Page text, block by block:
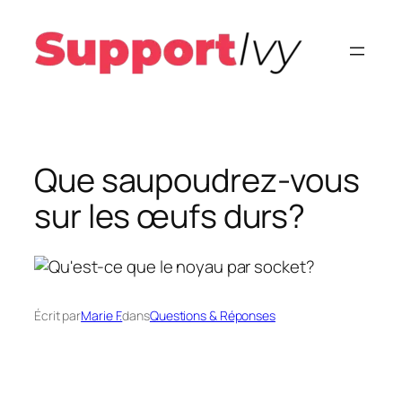
contenu
Que saupoudrez-vous
sur les œufs durs?
Écrit parMarie F.dansQuestions & Réponses